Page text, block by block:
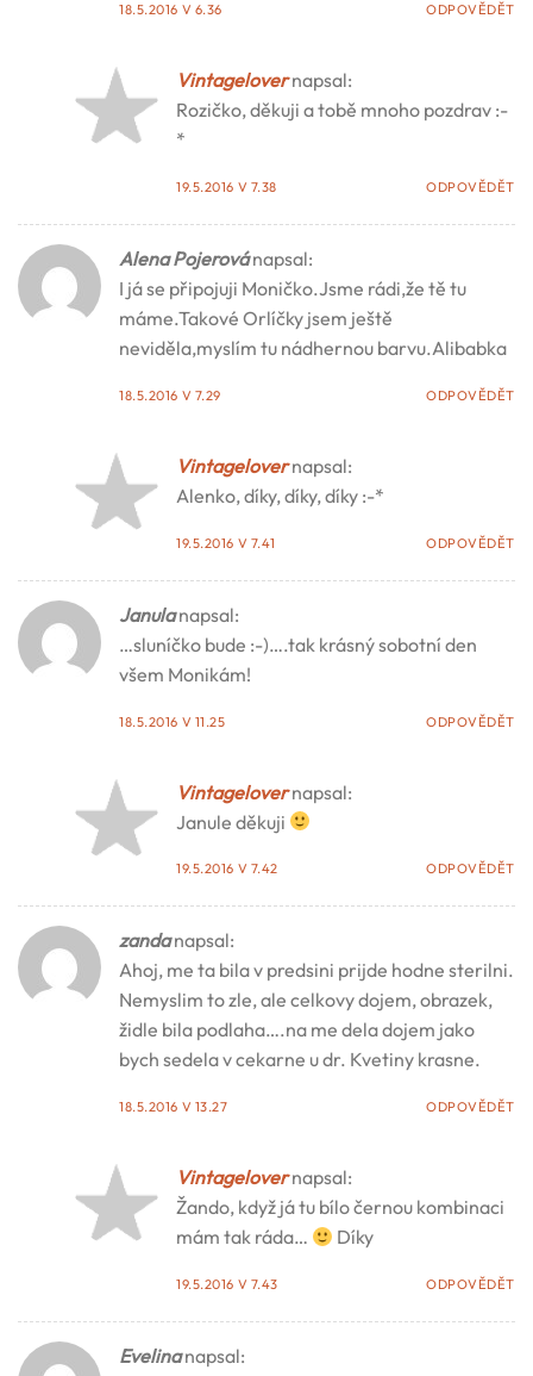
18.5.2016 V 6.36 ODPOVĚDĚT
Vintagelover napsal:
Rozičko, děkuji a tobě mnoho pozdrav :-
*
19.5.2016 V 7.38 ODPOVĚDĚT
Alena Pojerová napsal:
I já se připojuji Moničko.Jsme rádi,že tě tu
máme.Takové Orlíčky jsem ještě
neviděla,myslím tu nádhernou barvu.Alibabka
18.5.2016 V 7.29 ODPOVĚDĚT
Vintagelover napsal:
Alenko, díky, díky, díky :-*
19.5.2016 V 7.41 ODPOVĚDĚT
Janula napsal:
…sluníčko bude :-)….tak krásný sobotní den
všem Monikám!
18.5.2016 V 11.25 ODPOVĚDĚT
Vintagelover napsal:
Janule děkuji
19.5.2016 V 7.42 ODPOVĚDĚT
zanda napsal:
Ahoj, me ta bila v predsini prijde hodne sterilni.
Nemyslim to zle, ale celkovy dojem, obrazek,
židle bila podlaha….na me dela dojem jako
bych sedela v cekarne u dr. Kvetiny krasne.
18.5.2016 V 13.27 ODPOVĚDĚT
Vintagelover napsal:
Žando, když já tu bílo černou kombinaci
mám tak ráda…
Díky
19.5.2016 V 7.43 ODPOVĚDĚT
Evelina napsal: